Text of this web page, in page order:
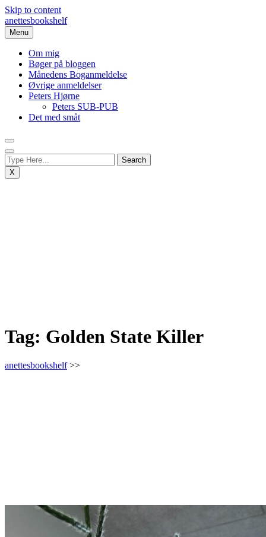
Skip to content
anettesbookshelf
Menu
Om mig
Bøger på bloggen
Månedens Boganmeldelse
Øvrige anmeldelser
Peters Hjørne
Peters SUB-PUB
Det med småt
X
Tag: Golden State Killer
anettesbookshelf>>